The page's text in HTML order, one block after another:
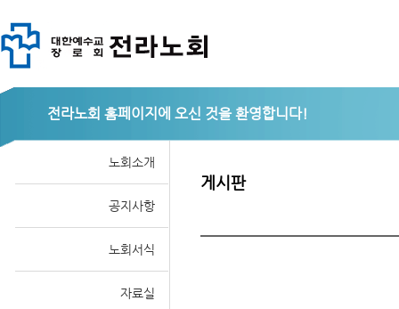
전라노회
노회소개
공지사항
노회서식
자료실
게시판